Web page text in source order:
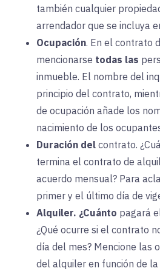
también cualquier
arrendador que se incluya
Ocupación. En el contrato
mencionarse todas las
inmueble. El nombre del
principio del contrato,
de ocupación añade los
nacimiento de los
Duración del contrato.
termina el contrato de
acuerdo mensual? Para
primer y el último día de
Alquiler. ¿Cuánto pagará
¿Qué ocurre si el contrato
día del mes? Mencione las
del alquiler en función de